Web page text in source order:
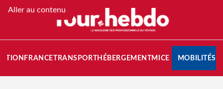
Aller au contenu
FRANCETRANSPORT HÉBERGEMENTMICE MOBILITÉS